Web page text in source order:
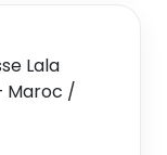
Lala
Maroc /